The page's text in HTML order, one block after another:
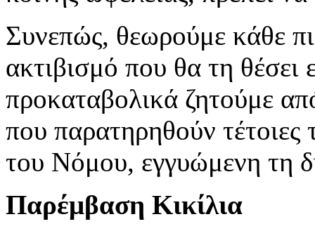
Συνεπώς, θεωρούμε κάθε
ακτιβισμό που θα τη θέσει
προκαταβολικά ζητούμε
που παρατηρηθούν τέτοιες
του Νόμου, εγγυώμενη τη
Παρέμβαση Κικίλια